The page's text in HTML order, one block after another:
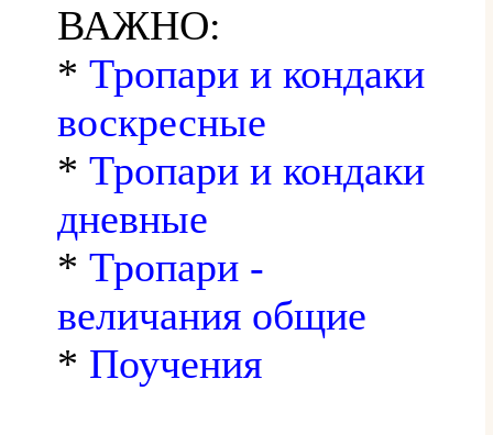
ВАЖНО:
* Тропари и кондаки
воскресные
* Тропари и кондаки
дневные
* Тропари -
величания общие
* Поучения